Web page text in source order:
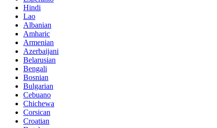
Hindi
Lao
Albanian
Amharic
Armenian
Azerbaijani
Belarusian
Bengali
Bosnian
Bulgarian
Cebuano
Chichewa
Corsican
Croatian